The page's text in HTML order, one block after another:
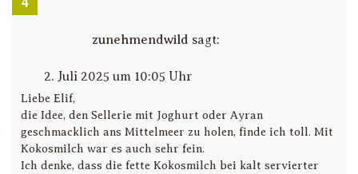
zunehmendwild sagt:
2. Juli 2025 um 10:05 Uhr
Liebe Elif,
die Idee, den Sellerie mit Joghurt oder Ayran
geschmacklich ans Mittelmeer zu holen, finde ich toll. Mit
Kokosmilch war es auch sehr fein.
Ich denke, dass die fette Kokosmilch bei kalt servierter